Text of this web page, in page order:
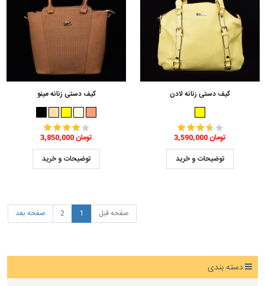
کیف دستی زنانه لادن
3,590,000 تومان
توضیحات و خرید
کیف دستی زنانه مینو
3,850,000 تومان
توضیحات و خرید
صفحه قبل 1
2 صفحه بعد
دسته بندی